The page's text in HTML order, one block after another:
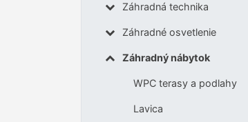
Záhradná technika
Záhradné osvetlenie
Záhradný nábytok
WPC terasy a podlahy
Lavica